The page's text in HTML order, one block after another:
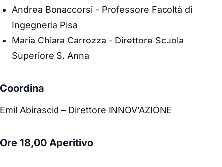
Andrea Bonaccorsi - Professore Facoltà di
Ingegneria Pisa
Maria Chiara Carrozza - Direttore Scuola
Superiore S. Anna
Coordina
Emil Abirascid – Direttore INNOV’AZIONE
Ore 18,00 Aperitivo